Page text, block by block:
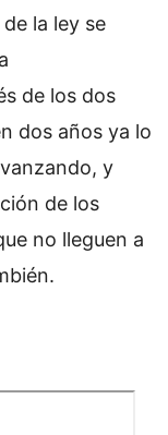
la ley se
de los dos
dos años ya lo
y
de los
no lleguen a